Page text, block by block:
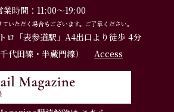
業時間：11:00～19:00
いただく場合もございます。ご了承ください。
ロ「表参道駅」A4出口より徒歩 4分
千代田線・半蔵門線）
Access